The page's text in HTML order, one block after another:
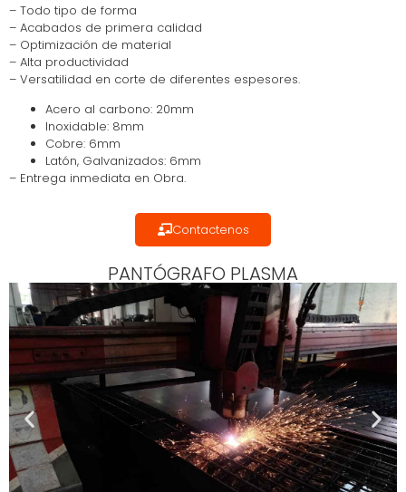
– Todo tipo de forma
– Acabados de primera calidad
– Optimización de material
– Alta productividad
– Versatilidad en corte de diferentes espesores.
Acero al carbono: 20mm
Inoxidable: 8mm
Cobre: 6mm
Latón, Galvanizados: 6mm
– Entrega inmediata en Obra.
Contactenos
PANTÓGRAFO PLASMA